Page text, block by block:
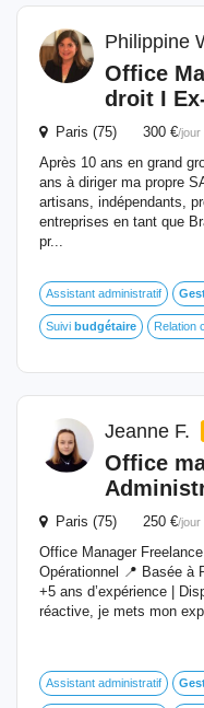
Philippine
Office
droit I
Paris (75) 300 €/jour
Après 10 ans en grand
ans à diriger ma propre
artisans, indépendants,
entreprises en tant que
pr...
Assistant administratif
Suivi budgétaire Relation
Jeanne F.
Office
Paris (75) 250 €/jour
Office Manager
Opérationnel 📍 Basée à
+5 ans d’expérience |
réactive, je mets mon
Assistant administratif